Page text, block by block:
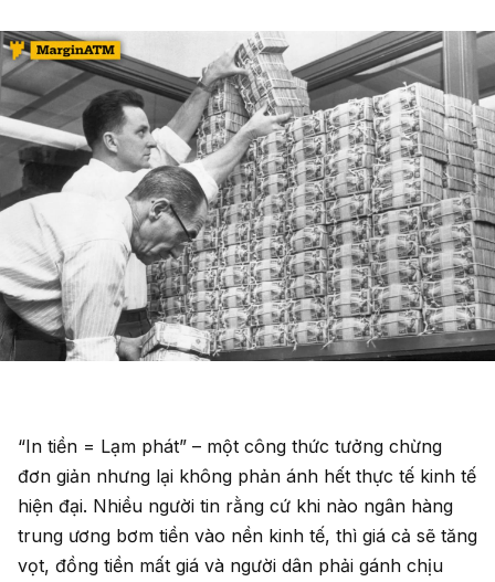
“In tiền = Lạm phát” – một công thức tưởng chừng
đơn giản nhưng lại không phản ánh hết thực tế kinh tế
hiện đại. Nhiều người tin rằng cứ khi nào ngân hàng
trung ương bơm tiền vào nền kinh tế, thì giá cả sẽ tăng
vọt, đồng tiền mất giá và người dân phải gánh chịu